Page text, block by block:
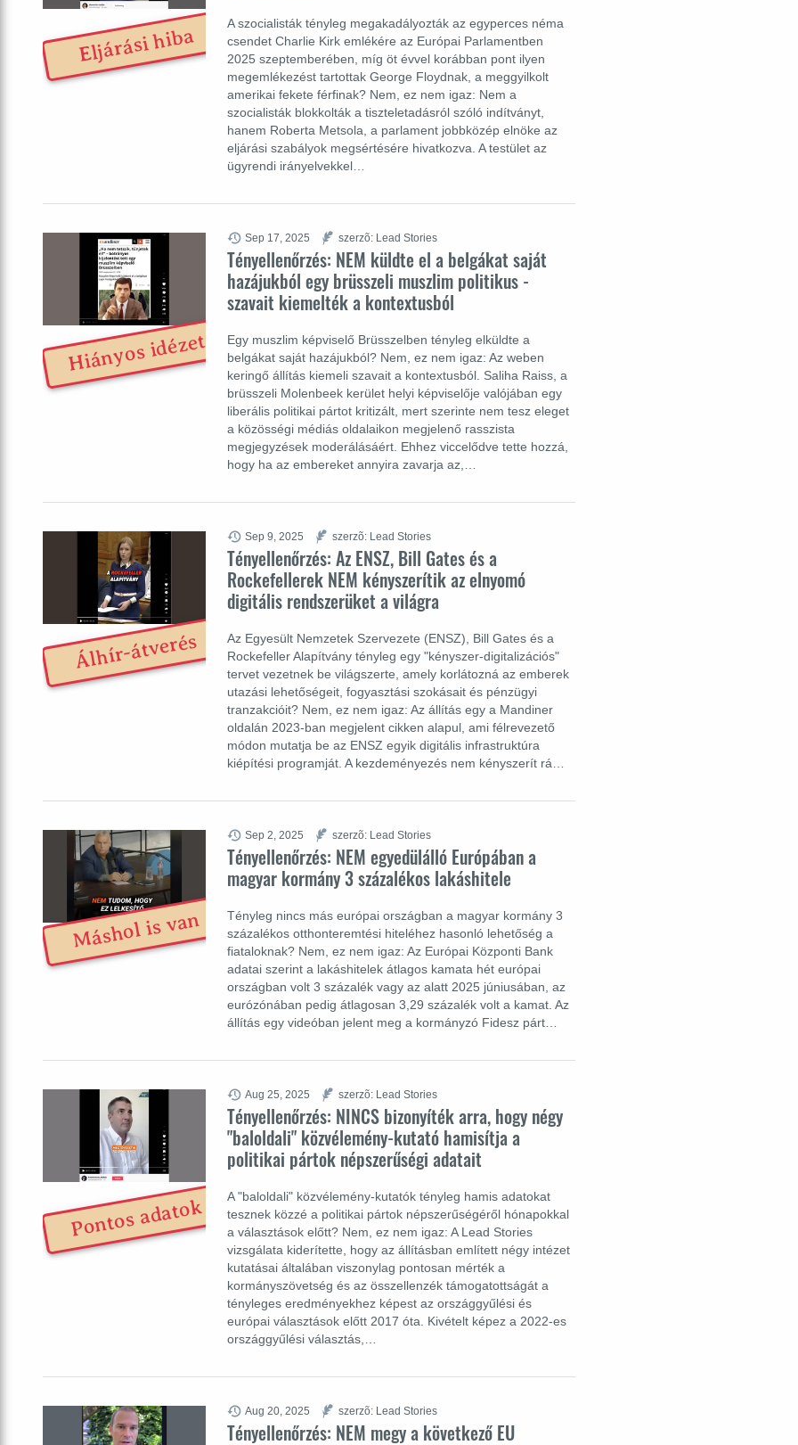
A szocialisták tényleg megakadályozták az egyperces néma
csendet Charlie Kirk emlékére az Európai Parlamentben
2025 szeptemberében, míg öt évvel korábban pont ilyen
megemlékezést tartottak George Floydnak, a meggyilkolt
amerikai fekete férfinak? Nem, ez nem igaz: Nem a
szocialisták blokkolták a tiszteletadásról szóló indítványt,
hanem Roberta Metsola, a parlament jobbközép elnöke az
eljárási szabályok megsértésére hivatkozva. A testület az
ügyrendi irányelvekkel…
Eljárási hiba
Tényellenőrzés: NEM küldte el a belgákat saját
hazájukból egy brüsszeli muszlim politikus -
szavait kiemelték a kontextusból
Egy muszlim képviselő Brüsszelben tényleg elküldte a
belgákat saját hazájukból? Nem, ez nem igaz: Az weben
keringő állítás kiemeli szavait a kontextusból. Saliha Raiss, a
brüsszeli Molenbeek kerület helyi képviselője valójában egy
liberális politikai pártot kritizált, mert szerinte nem tesz eleget
a közösségi médiás oldalaikon megjelenő rasszista
megjegyzések moderálásáért. Ehhez viccelődve tette hozzá,
hogy ha az embereket annyira zavarja az,…
Sep 17, 2025 szerzõ: Lead Stories
Hiányos idézet
Tényellenőrzés: Az ENSZ, Bill Gates és a
Rockefellerek NEM kényszerítik az elnyomó
digitális rendszerüket a világra
Az Egyesült Nemzetek Szervezete (ENSZ), Bill Gates és a
Rockefeller Alapítvány tényleg egy "kényszer-digitalizációs"
tervet vezetnek be világszerte, amely korlátozná az emberek
utazási lehetőségeit, fogyasztási szokásait és pénzügyi
tranzakcióit? Nem, ez nem igaz: Az állítás egy a Mandiner
oldalán 2023-ban megjelent cikken alapul, ami félrevezető
módon mutatja be az ENSZ egyik digitális infrastruktúra
kiépítési programját. A kezdeményezés nem kényszerít rá…
Sep 9, 2025 szerzõ: Lead Stories
Álhír-átverés
Tényellenőrzés: NEM egyedülálló Európában a
magyar kormány 3 százalékos lakáshitele
Tényleg nincs más európai országban a magyar kormány 3
százalékos otthonteremtési hiteléhez hasonló lehetőség a
fiataloknak? Nem, ez nem igaz: Az Európai Központi Bank
adatai szerint a lakáshitelek átlagos kamata hét európai
országban volt 3 százalék vagy az alatt 2025 júniusában, az
eurózónában pedig átlagosan 3,29 százalék volt a kamat. Az
állítás egy videóban jelent meg a kormányzó Fidesz párt…
Sep 2, 2025 szerzõ: Lead Stories
Máshol is van
Tényellenőrzés: NINCS bizonyíték arra, hogy négy
"baloldali" közvélemény-kutató hamisítja a
politikai pártok népszerűségi adatait
A "baloldali" közvélemény-kutatók tényleg hamis adatokat
tesznek közzé a politikai pártok népszerűségéről hónapokkal
a választások előtt? Nem, ez nem igaz: A Lead Stories
vizsgálata kiderítette, hogy az állításban említett négy intézet
kutatásai általában viszonylag pontosan mérték a
kormányszövetség és az összellenzék támogatottságát a
tényleges eredményekhez képest az országgyűlési és
európai választások előtt 2017 óta. Kivételt képez a 2022-es
országgyűlési választás,…
Aug 25, 2025 szerzõ: Lead Stories
Pontos adatok
Tényellenőrzés: NEM megy a következő EU
Aug 20, 2025 szerzõ: Lead Stories